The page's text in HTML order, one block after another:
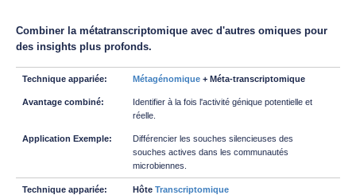
Combiner la métatranscriptomique avec d'autres omiques pour
des insights plus profonds.
Métagénomique + Méta-transcriptomique
Identifier à la fois l'activité génique potentielle et
réelle.
Différencier les souches silencieuses des
souches actives dans les communautés
microbiennes.
Hôte Transcriptomique